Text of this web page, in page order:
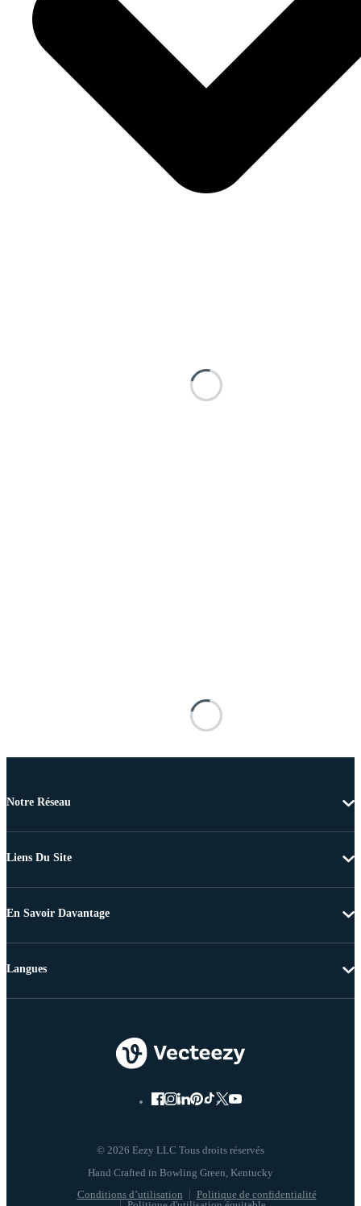
Notre Réseau
Liens Du Site
En Savoir Davantage
© 2026 Eezy LLC Tous droits réservés
Conditions d’utilisation
Politique de confidentialité
Langues